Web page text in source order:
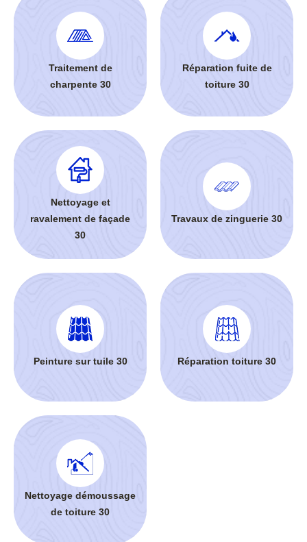
Traitement de
charpente 30
Réparation fuite de
toiture 30
Nettoyage et
ravalement de façade
30
Travaux de zinguerie 30
Peinture sur tuile 30 Réparation toiture 30
Nettoyage démoussage
de toiture 30